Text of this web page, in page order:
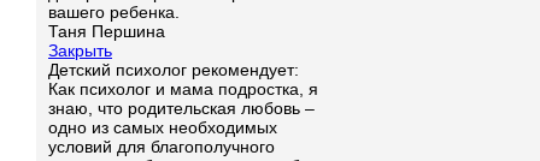
вашего ребенка.
Таня Першина
Закрыть
Детский психолог рекомендует:
Как психолог и мама подростка, я
знаю, что родительская любовь –
одно из самых необходимых
условий для благополучного